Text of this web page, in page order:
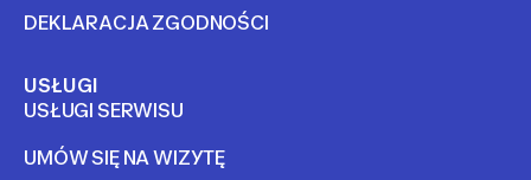
DEKLARACJA ZGODNOŚCI
USŁUGI
USŁUGI SERWISU
UMÓW SIĘ NA WIZYTĘ